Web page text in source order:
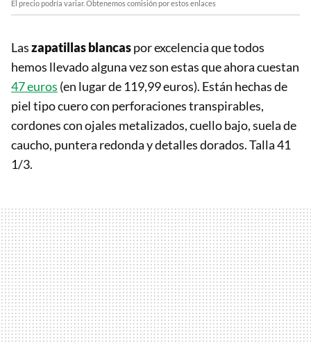
El precio podría variar. Obtenemos comisión por estos enlaces
Laszapatillas blancaspor excelencia que todos
hemos llevado alguna vez son estas que ahora cuestan
47 euros (en lugar de 119,99 euros). Están hechas de
piel tipo cuero con perforaciones transpirables,
cordones con ojales metalizados, cuello bajo, suela de
caucho, puntera redonda y detalles dorados. Talla 41
1/3.